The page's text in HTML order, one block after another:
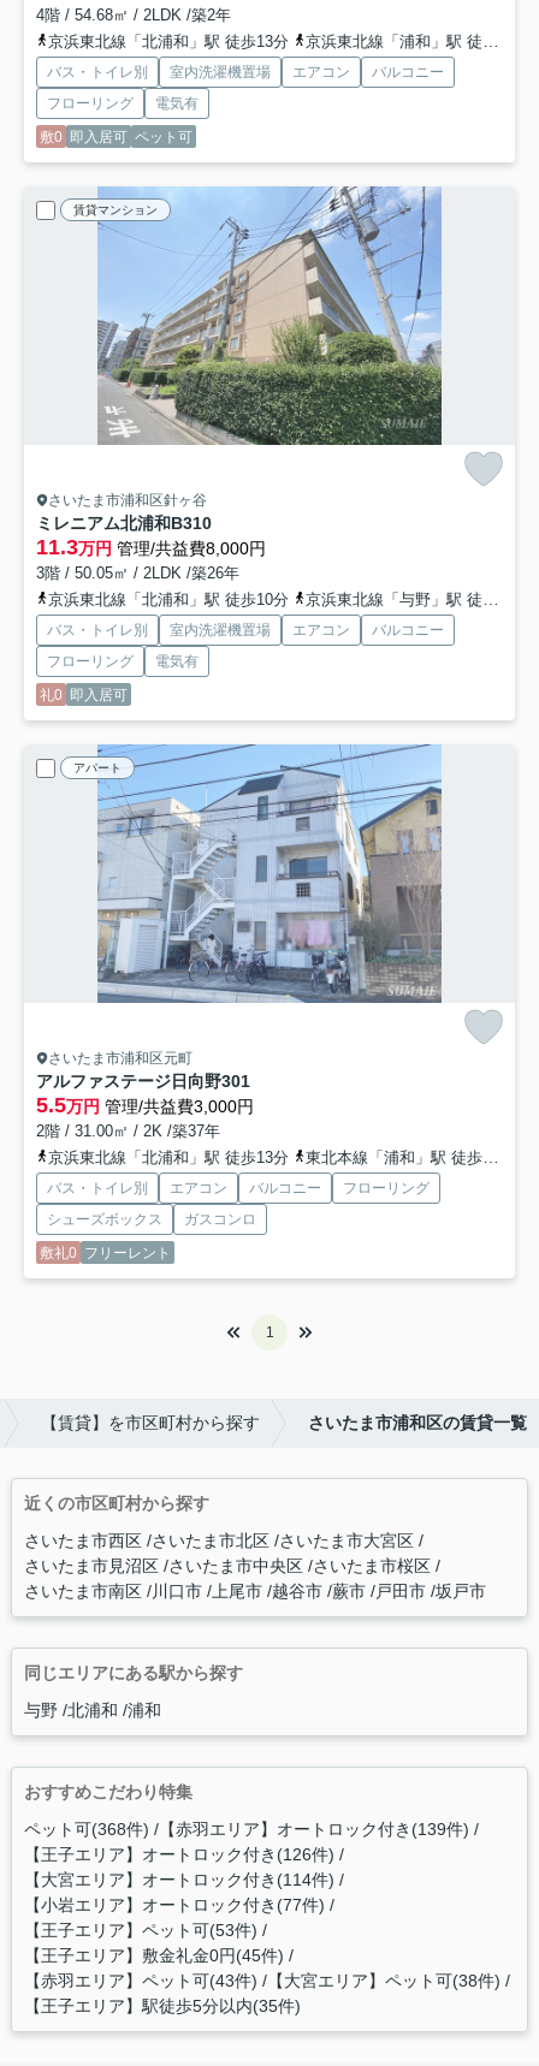
4階 / 54.68㎡ / 2LDK /築2年
京浜東北線「北浦和」駅 徒歩13分
京浜東北線「浦和」駅 徒歩20分
バス・トイレ別 室内洗濯機置場 エアコン
バルコニー
フローリング
電気有
敷0 即入居可 ペット可
賃貸マンション
さいたま市浦和区針ヶ谷
ミレニアム北浦和B310
11.3万円 管理/共益費8,000円
3階 / 50.05㎡ / 2LDK /築26年
京浜東北線「北浦和」駅 徒歩10分
京浜東北線「与野」駅 徒歩9分
バス・トイレ別 室内洗濯機置場 エアコン
バルコニー
フローリング
電気有
礼0 即入居可
アパート
さいたま市浦和区元町
アルファステージ日向野301
5.5万円 管理/共益費3,000円
2階 / 31.00㎡ / 2K /築37年
京浜東北線「北浦和」駅 徒歩13分
東北本線「浦和」駅 徒歩23分
バス・トイレ別 エアコン バルコニー
フローリング
シューズボックス
ガスコンロ
敷礼0 フリーレント
1
【賃貸】を市区町村から探す さいたま市浦和区の賃貸一覧
近くの市区町村から探す
さいたま市西区 さいたま市北区 さいたま市大宮区
さいたま市見沼区 さいたま市中央区 さいたま市桜区
さいたま市南区 川口市 上尾市 越谷市 蕨市 戸田市 坂戸市
同じエリアにある駅から探す
与野 北浦和 浦和
おすすめこだわり特集
ペット可(368件) 【赤羽エリア】オートロック付き(139件)
【王子エリア】オートロック付き(126件)
【大宮エリア】オートロック付き(114件)
【小岩エリア】オートロック付き(77件)
【王子エリア】ペット可(53件)
【王子エリア】敷金礼金0円(45件)
【赤羽エリア】ペット可(43件) 【大宮エリア】ペット可(38件)
【王子エリア】駅徒歩5分以内(35件)